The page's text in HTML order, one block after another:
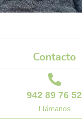
Contacto
942 89 76 52
Llámanos